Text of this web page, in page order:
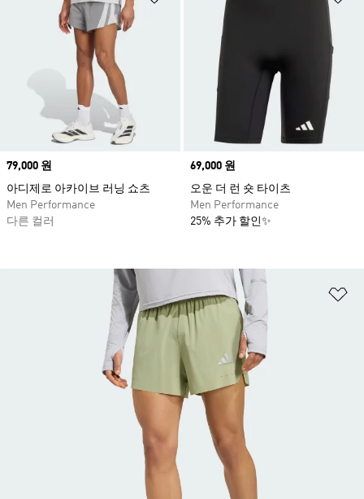
Price
79,000 원
아디제로 아카이브 러닝 쇼츠
Men Performance
다른 컬러
Price
69,000 원
오운 더 런 숏 타이츠
Men Performance
25% 추가 할인✨